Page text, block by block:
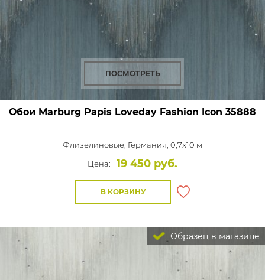
ПОСМОТРЕТЬ
Обои Marburg Papis Loveday Fashion Icon 35888
Флизелиновые, Германия, 0,7x10 м
Цена:
19 450 руб.
В КОРЗИНУ
Образец в магазине